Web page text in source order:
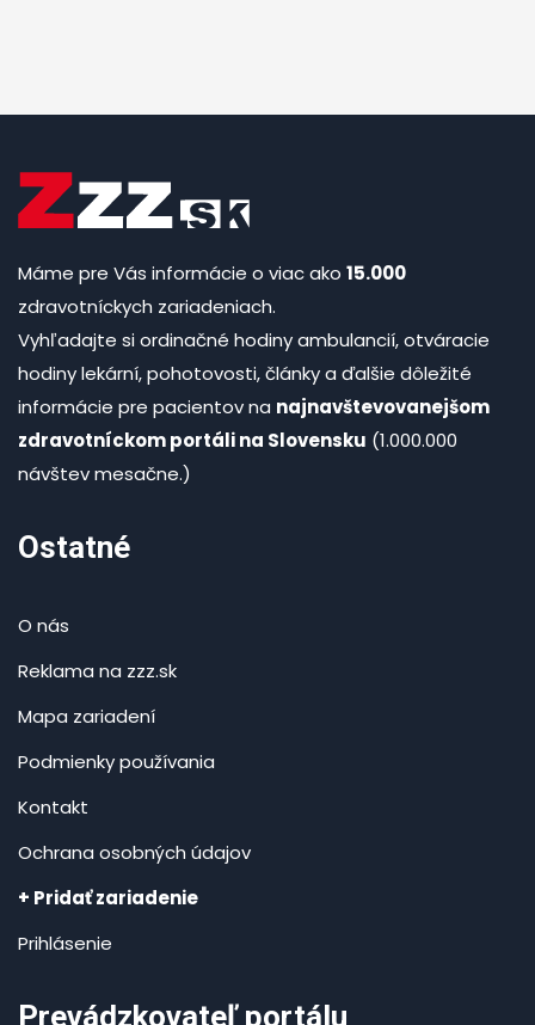
Máme pre Vás informácie o viac ako 15.000
zdravotníckych zariadeniach.
Vyhľadajte si ordinačné hodiny ambulancií, otváracie
hodiny lekární, pohotovosti, články a ďalšie dôležité
informácie pre pacientov na najnavštevovanejšom
zdravotníckom portáli na Slovensku (1.000.000
návštev mesačne.)
Ostatné
O nás
Reklama na zzz.sk
Mapa zariadení
Podmienky používania
Kontakt
Ochrana osobných údajov
+ Pridať zariadenie
Prihlásenie
Prevádzkovateľ portálu